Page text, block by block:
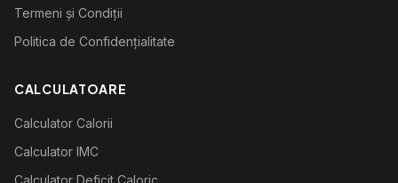
Termeni și Condiții
Politica de Confidențialitate
CALCULATOARE
Calculator Calorii
Calculator IMC
Calculator Deficit Caloric